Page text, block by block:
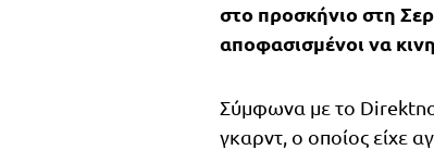
στο προσκήνιο στη
αποφασισμένοι να
Σύμφωνα με το
γκαρντ, ο οποίος είχε